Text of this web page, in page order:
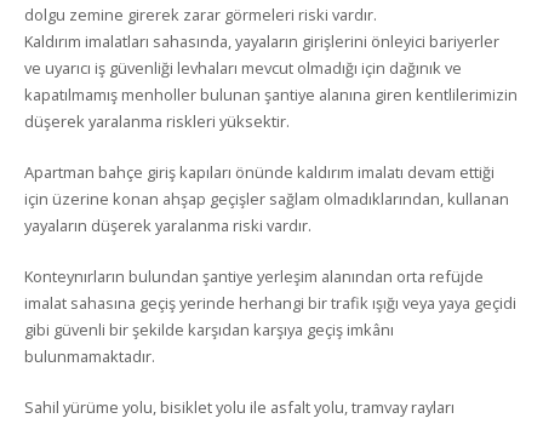
dolgu zemine girerek zarar görmeleri riski vardır.
Kaldırım imalatları sahasında, yayaların girişlerini önleyici bariyerler
ve uyarıcı iş güvenliği levhaları mevcut olmadığı için dağınık ve
kapatılmamış menholler bulunan şantiye alanına giren kentlilerimizin
düşerek yaralanma riskleri yüksektir.
Apartman bahçe giriş kapıları önünde kaldırım imalatı devam ettiği
için üzerine konan ahşap geçişler sağlam olmadıklarından, kullanan
yayaların düşerek yaralanma riski vardır.
Konteynırların bulundan şantiye yerleşim alanından orta refüjde
imalat sahasına geçiş yerinde herhangi bir trafik ışığı veya yaya geçidi
gibi güvenli bir şekilde karşıdan karşıya geçiş imkânı
bulunmamaktadır.
Sahil yürüme yolu, bisiklet yolu ile asfalt yolu, tramvay rayları